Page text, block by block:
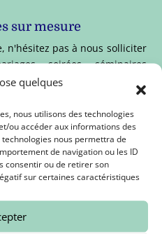
quelques
nous utilisons des technologies
ou accéder aux informations des
nous permettra de
de navigation ou les ID
consentir ou de retirer son
sur certaines caractéristiques
sur mesure
n'hésitez pas à nous solliciter
soirées, séminaires
sécurisé
Bleue, Visa et Mastercard
STRIPE.